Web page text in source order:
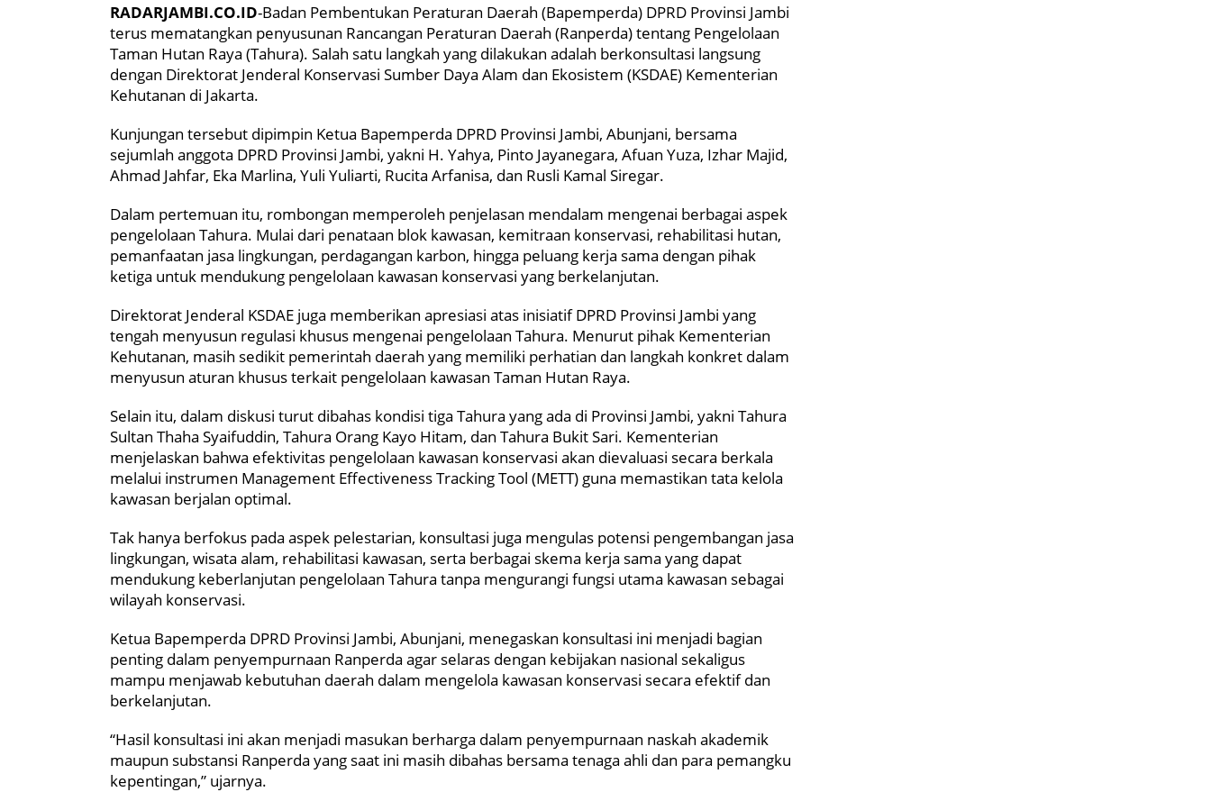
RADARJAMBI.CO.ID-Badan Pembentukan Peraturan Daerah (Bapemperda) DPRD Provinsi Jambi
terus mematangkan penyusunan Rancangan Peraturan Daerah (Ranperda) tentang Pengelolaan
Taman Hutan Raya (Tahura). Salah satu langkah yang dilakukan adalah berkonsultasi langsung
dengan Direktorat Jenderal Konservasi Sumber Daya Alam dan Ekosistem (KSDAE) Kementerian
Kehutanan di Jakarta.
Kunjungan tersebut dipimpin Ketua Bapemperda DPRD Provinsi Jambi, Abunjani, bersama
sejumlah anggota DPRD Provinsi Jambi, yakni H. Yahya, Pinto Jayanegara, Afuan Yuza, Izhar Majid,
Ahmad Jahfar, Eka Marlina, Yuli Yuliarti, Rucita Arfanisa, dan Rusli Kamal Siregar.
Dalam pertemuan itu, rombongan memperoleh penjelasan mendalam mengenai berbagai aspek
pengelolaan Tahura. Mulai dari penataan blok kawasan, kemitraan konservasi, rehabilitasi hutan,
pemanfaatan jasa lingkungan, perdagangan karbon, hingga peluang kerja sama dengan pihak
ketiga untuk mendukung pengelolaan kawasan konservasi yang berkelanjutan.
Direktorat Jenderal KSDAE juga memberikan apresiasi atas inisiatif DPRD Provinsi Jambi yang
tengah menyusun regulasi khusus mengenai pengelolaan Tahura. Menurut pihak Kementerian
Kehutanan, masih sedikit pemerintah daerah yang memiliki perhatian dan langkah konkret dalam
menyusun aturan khusus terkait pengelolaan kawasan Taman Hutan Raya.
Selain itu, dalam diskusi turut dibahas kondisi tiga Tahura yang ada di Provinsi Jambi, yakni Tahura
Sultan Thaha Syaifuddin, Tahura Orang Kayo Hitam, dan Tahura Bukit Sari. Kementerian
menjelaskan bahwa efektivitas pengelolaan kawasan konservasi akan dievaluasi secara berkala
melalui instrumen Management Effectiveness Tracking Tool (METT) guna memastikan tata kelola
kawasan berjalan optimal.
Tak hanya berfokus pada aspek pelestarian, konsultasi juga mengulas potensi pengembangan jasa
lingkungan, wisata alam, rehabilitasi kawasan, serta berbagai skema kerja sama yang dapat
mendukung keberlanjutan pengelolaan Tahura tanpa mengurangi fungsi utama kawasan sebagai
wilayah konservasi.
Ketua Bapemperda DPRD Provinsi Jambi, Abunjani, menegaskan konsultasi ini menjadi bagian
penting dalam penyempurnaan Ranperda agar selaras dengan kebijakan nasional sekaligus
mampu menjawab kebutuhan daerah dalam mengelola kawasan konservasi secara efektif dan
berkelanjutan.
“Hasil konsultasi ini akan menjadi masukan berharga dalam penyempurnaan naskah akademik
maupun substansi Ranperda yang saat ini masih dibahas bersama tenaga ahli dan para pemangku
kepentingan,” ujarnya.